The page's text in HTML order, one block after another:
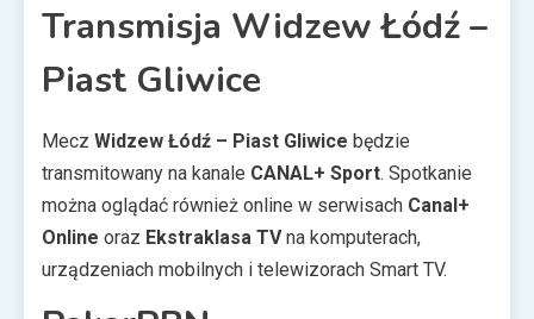
Transmisja Widzew Łódź –
Piast Gliwice
Mecz Widzew Łódź – Piast Gliwice będzie
transmitowany na kanale CANAL+ Sport. Spotkanie
można oglądać również online w serwisach Canal+
Online oraz Ekstraklasa TVna komputerach,
urządzeniach mobilnych i telewizorach Smart TV.